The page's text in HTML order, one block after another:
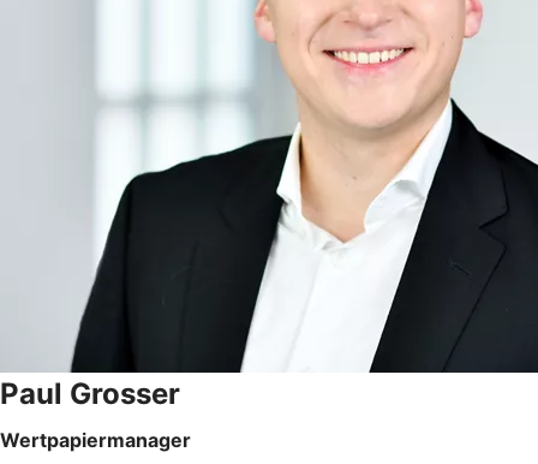
Paul Grosser
Wertpapiermanager